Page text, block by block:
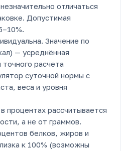
отличаться
Допустимая
Значение по
— усреднённая
расчёта
суточной нормы с
веса и уровня
рассчитывается
а не от граммов.
белков, жиров и
к 100% (возможны